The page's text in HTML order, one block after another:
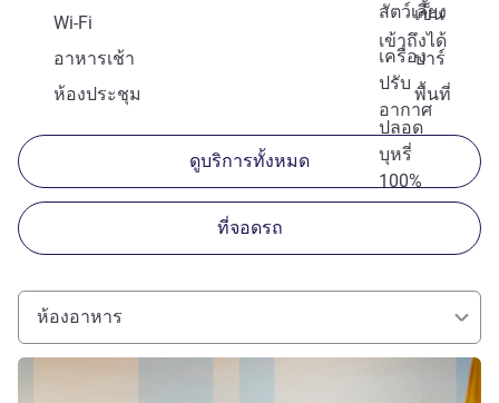
สัตว์เลี้ยง
เข็น
เข้าถึงได้
Wi-Fi
เครื่อง
ปรับ
อากาศ
อาหารเช้า
บาร์
ห้องประชุม
พื้นที่
ปลอด
บุหรี่
100%
ดูบริการทั้งหมด
ที่จอดรถ
ห้องอาหาร
ดูรายละเอียด